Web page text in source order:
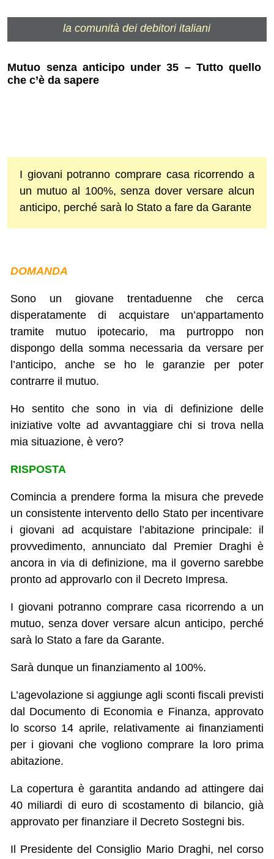
la comunità dei debitori italiani
Mutuo senza anticipo under 35 – Tutto quello
che c’è da sapere
I giovani potranno comprare casa ricorrendo a
un mutuo al 100%, senza dover versare alcun
anticipo, perché sarà lo Stato a fare da Garante
DOMANDA
Sono un giovane trentaduenne che cerca
disperatamente di acquistare un’appartamento
tramite mutuo ipotecario, ma purtroppo non
dispongo della somma necessaria da versare per
l’anticipo, anche se ho le garanzie per poter
contrarre il mutuo.
Ho sentito che sono in via di definizione delle
iniziative volte ad avvantaggiare chi si trova nella
mia situazione, è vero?
RISPOSTA
Comincia a prendere forma la misura che prevede
un consistente intervento dello Stato per incentivare
i giovani ad acquistare l’abitazione principale: il
provvedimento, annunciato dal Premier Draghi è
ancora in via di definizione, ma il governo sarebbe
pronto ad approvarlo con il Decreto Impresa.
I giovani potranno comprare casa ricorrendo a un
mutuo, senza dover versare alcun anticipo, perché
sarà lo Stato a fare da Garante.
Sarà dunque un finanziamento al 100%.
L’agevolazione si aggiunge agli sconti fiscali previsti
dal Documento di Economia e Finanza, approvato
lo scorso 14 aprile, relativamente ai finanziamenti
per i giovani che vogliono comprare la loro prima
abitazione.
La copertura è garantita andando ad attingere dai
40 miliardi di euro di scostamento di bilancio, già
approvato per finanziare il Decreto Sostegni bis.
Il Presidente del Consiglio Mario Draghi, nel corso